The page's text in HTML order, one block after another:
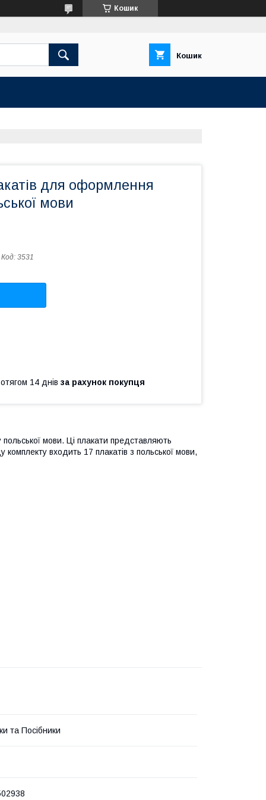
Кошик
Кошик
для оформлення
мови
Код: 3531
14 днів за рахунок покупця
мови. Ці плакати представляють
входить 17 плакатів з польської мови,
та Посібники